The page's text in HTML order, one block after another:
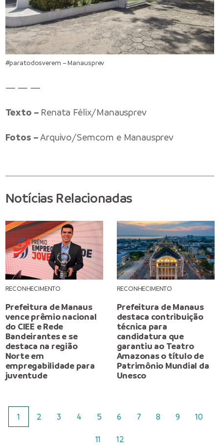
#paratodosverem – Manausprev
— — —
Texto – Renata Félix/Manausprev
Fotos –Arquivo/Semcom e Manausprev
Notícias Relacionadas
RECONHECIMENTO
Prefeitura de Manaus
vence prêmio nacional
do CIEE e Rede
Bandeirantes e se
destaca na região
Norte em
empregabilidade para
juventude
RECONHECIMENTO
Prefeitura de Manaus
destaca contribuição
técnica para
candidatura que
garantiu ao Teatro
Amazonas o título de
Patrimônio Mundial da
Unesco
1 2 3 4 5 6 7 8 9 10
11 12